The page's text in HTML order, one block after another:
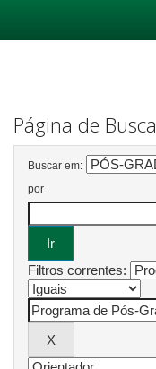
Página de Busca
Buscar em:
por
Filtros correntes: